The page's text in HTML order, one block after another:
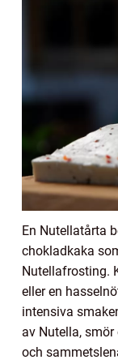
En Nutellatårta
chokladkaka
Nutellafrosting.
eller en
intensiva
av Nutella,
och